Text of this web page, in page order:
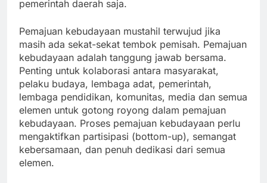
pemerintah daerah saja.
Pemajuan kebudayaan mustahil terwujud jika
masih ada sekat-sekat tembok pemisah. Pemajuan
kebudayaan adalah tanggung jawab bersama.
Penting untuk kolaborasi antara masyarakat,
pelaku budaya, lembaga adat, pemerintah,
lembaga pendidikan, komunitas, media dan semua
elemen untuk gotong royong dalam pemajuan
kebudayaan. Proses pemajuan kebudayaan perlu
mengaktifkan partisipasi (bottom-up), semangat
kebersamaan, dan penuh dedikasi dari semua
elemen.